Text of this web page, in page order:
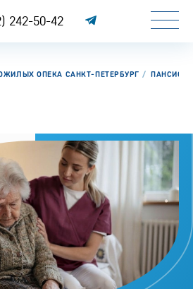
242-50-42
ОПЕКА САНКТ-ПЕТЕРБУРГ